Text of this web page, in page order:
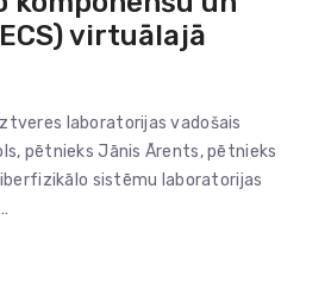
virtuālajā
laboratorijas vadošais
pētnieks Jānis Ārents, pētnieks
sistēmu laboratorijas